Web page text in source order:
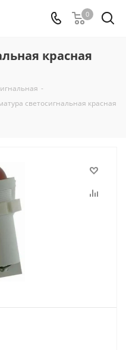
0
красная
-
светосигнальная красная